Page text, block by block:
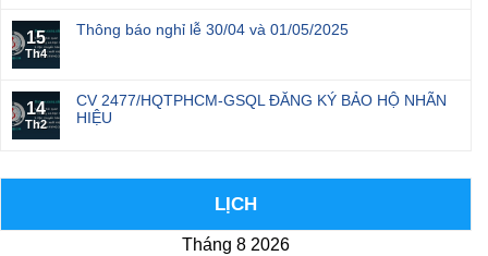
15
Th4
Thông báo nghỉ lễ 30/04 và 01/05/2025
14
Th2
CV 2477/HQTPHCM-GSQL ĐĂNG KÝ BẢO HỘ NHÃN
HIỆU
LỊCH
Tháng 8 2026